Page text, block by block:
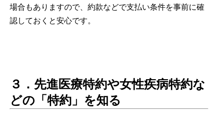
場合もありますので、約款などで支払い条件を事前に確
認しておくと安心です。
３．先進医療特約や女性疾病特約な
どの「特約」を知る